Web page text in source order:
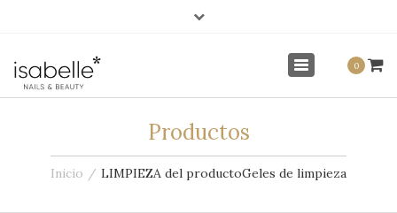
0
Toggle
navigation
Productos
Inicio LIMPIEZA del productoGeles de limpieza